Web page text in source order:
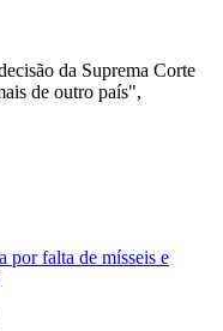
da Suprema Corte
de outro país",
por falta de mísseis e